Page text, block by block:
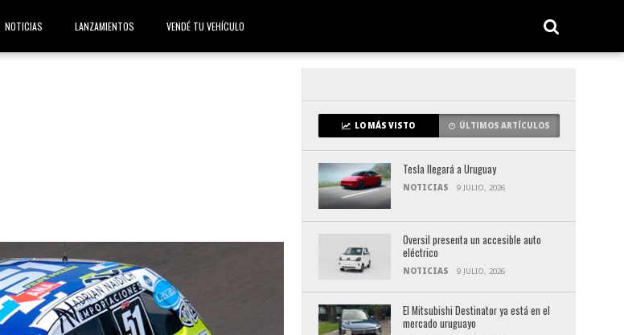
NOTICIAS LANZAMIENTOS VENDÉ TU VEHÍCULO
LO MÁS VISTO ÚLTIMOS ARTÍCULOS
Tesla llegará a Uruguay
NOTICIAS 9 JULIO, 2026
Oversil presenta un accesible auto
eléctrico
NOTICIAS 9 JULIO, 2026
El Mitsubishi Destinator ya está en el
mercado uruguayo